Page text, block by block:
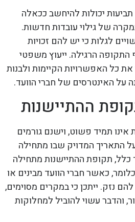
יכולות להיחשב ככאלה
של גילוי עובדות חדשות.
לגלות כי יש להם זכויות
הרגילה. ייעוץ משפטי
את כל האפשרויות הקיימות ולבנות
על האינטרסים של חברי הוועד.
ההתיישנות
תמיד פשוט, וישנם גורמים
התאריך המדויק שבו מתחילה
תקופת ההתיישנות מתחילה
כאשר חברי הוועד מבינים או
להם נזק. ייתכן כי במקרים מסוימים,
והדבר עשוי להוביל למחלוקות